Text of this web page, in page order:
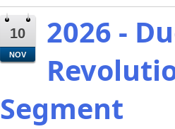
10
NOV
2026 -
Segment